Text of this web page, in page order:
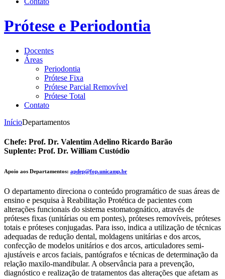
Prótese e Periodontia
Docentes
Áreas
Periodontia
Prótese Fixa
Prótese Parcial Removível
Prótese Total
Contato
InícioDepartamentos
Chefe: Prof. Dr. Valentim Adelino Ricardo Barão
Suplente: Prof. Dr. William Custódio
Apoio aos Departamentos: apdep@fop.unicamp.br
O departamento direciona o conteúdo programático de suas áreas de
ensino e pesquisa à Reabilitação Protética de pacientes com
alterações funcionais do sistema estomatognático, através de
próteses fixas (unitárias ou em pontes), próteses removíveis, próteses
totais e próteses conjugadas. Para isso, indica a utilização de técnicas
adequadas de redução dental, moldagens unitárias e dos arcos,
confecção de modelos unitários e dos arcos, articuladores semi-
ajustáveis e arcos faciais, pantógrafos e técnicas de determinação da
relação maxilo-mandibular. A observância para a prevenção,
diagnóstico e realização de tratamentos das alterações que afetam as